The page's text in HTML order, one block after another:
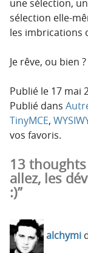
une sélection,
sélection elle-
les imbrications
Je rêve, ou bien ?
Publié le 17 mai
Publié dans
TinyMCE,
vos favoris.
13 thoughts
allez, les
:)”
alchymi